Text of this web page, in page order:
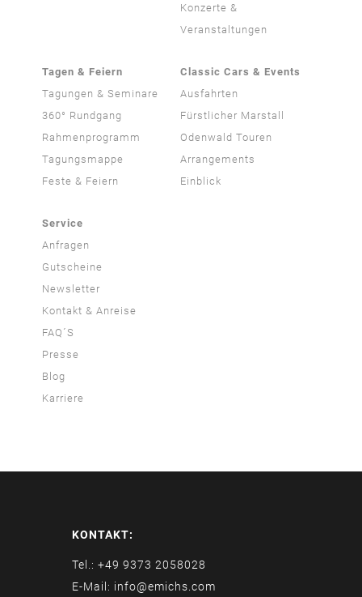
Konzerte &
Veranstaltungen
Tagen & Feiern
Tagungen & Seminare
360° Rundgang
Rahmenprogramm
Tagungsmappe
Feste & Feiern
Classic Cars & Events
Ausfahrten
Fürstlicher Marstall
Odenwald Touren
Arrangements
Einblick
Service
Anfragen
Gutscheine
Newsletter
Kontakt & Anreise
FAQ´S
Presse
Blog
Karriere
KONTAKT:
Tel.: +49 9373 2058028
E-Mail: info@emichs.com